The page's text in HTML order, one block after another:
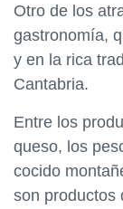
Otro de los
gastronomía,
y en la rica
Cantabria.
Entre los
queso, los
cocido
son productos